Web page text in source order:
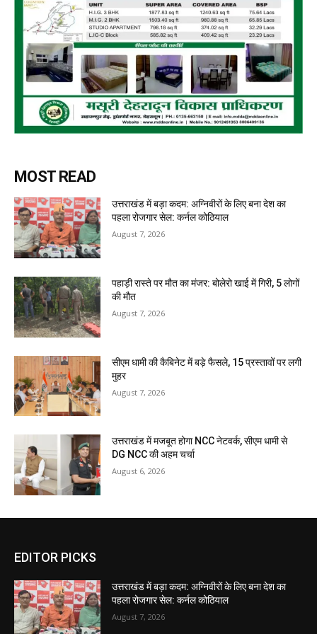
MOST READ
उत्तराखंड में बड़ा कदम: अग्निवीरों के लिए बना देश का
पहला रोजगार सेल: कर्नल कोठियाल
August 7, 2026
पहाड़ी रास्ते पर मौत का मंजर: बोलेरो खाई में गिरी, 5 लोगों
की मौत
August 7, 2026
सीएम धामी की कैबिनेट में बड़े फैसले, 15 प्रस्तावों पर लगी
मुहर
August 7, 2026
उत्तराखंड में मजबूत होगा NCC नेटवर्क, सीएम धामी से
DG NCC की अहम चर्चा
August 6, 2026
EDITOR PICKS
उत्तराखंड में बड़ा कदम: अग्निवीरों के लिए बना देश का
पहला रोजगार सेल: कर्नल कोठियाल
August 7, 2026